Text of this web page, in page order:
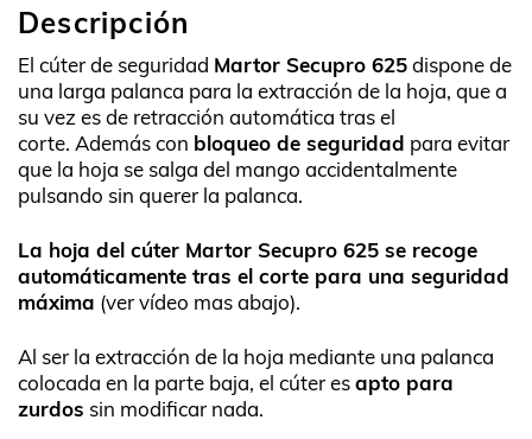
Descripción
El cúter de seguridad Martor Secupro 625dispone de
una larga palanca para la extracción de la hoja, que a
su vez es de retracción automática tras el
corte. Además con bloqueo de seguridad para evitar
que la hoja se salga del mango accidentalmente
pulsando sin querer la palanca.
La hoja del cúter Martor Secupro 625 se recoge
automáticamente tras el corte para una seguridad
máxima (ver vídeo mas abajo).
Al ser la extracción de la hoja mediante una palanca
colocada en la parte baja, el cúter esapto para
zurdos sin modificar nada.